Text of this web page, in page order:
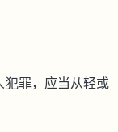
罪，应当从轻或